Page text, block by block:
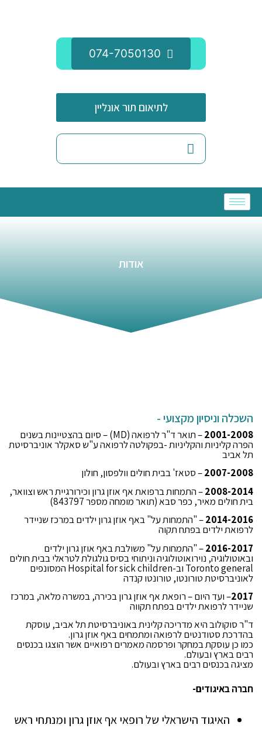
לתיאום תור אונליין
אודות
השכלה וניסיון מקצועי -
2001-2008 – תואר ד"ר לרפואה (MD) – סיום בהצטיינות בשנים
הפרה קליניות והקליניות -בפקולטה לרפואה ע"ש סאקלר אוניברסיטת
תל אביב
2007-2008– סטאז' בבית חולים וולפסון, חולון
2008-2014– התמחות ברפואת אף אוזן גרון וכירורגיית ראש וצוואר,
בית חולים מאיר, כפר סבא (תואר מומחה מספר 843797)
2014-2016– "התמחות על" באף אוזן גרון ילדים במרכז שניידר
לרפואת ילדים בפתח תקוה
2016-2017– "התמחות על" משולבת באף אוזן גרון ילדים
ובאוטולוגיה, נוירואוטולוגיה וניתוחי בסיס גולגולת לטראלי בבית חולים
Toronto general וב-Hospital for sick children המסונפים
לאוניברסיטת טורונטו, טורונטו קנדה
2017– ועד היום – רופאת אף אוזן גרון בכירה, במשרה מלאה, במרכז
שניידר לרפואת ילדים בפתח תקווה
ד"ר סוקולוב היא מדריכה קלינית באוניברסיטת תל אביב, עוסקת
בהדרכת סטודנטים לרפואה ומתמחים באף אוזן גרון.
כמו כן עוסקת במחקר ופרסמה מאמרים רפואיים אשר הוצגו בכנסים
רבים בארץ ובעולם.
מציגה בכנסים רבים בארץ ובעולם.
חברה באיגודים-
האיגוד הישראלי של רופאי אף אוזן גרון ומנתחי ראש